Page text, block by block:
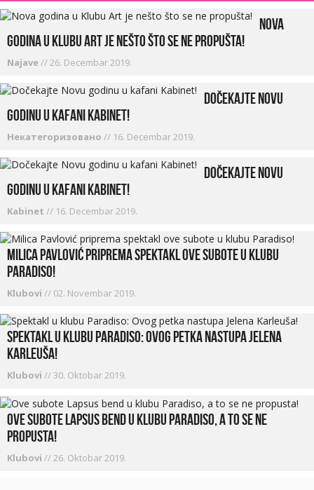
Nova
godina u Klubu Art je nešto što se ne propušta!
Najave//26. Decembar 2019.
Dočekajte Novu
godinu u kafani Kabinet!
Некатегоризовано // 16. Decembar 2019.
Dočekajte Novu
godinu u kafani Kabinet!
Kabinet // 16. Decembar 2019.
Milica Pavlović priprema spektakl ove subote u klubu
Paradiso!
Klubovi // 02. Novembar 2019.
Spektakl u klubu Paradiso: Ovog petka nastupa Jelena
Karleuša!
Klubovi //30. Oktobar 2019.
Ove subote Lapsus bend u klubu Paradiso, a to se ne
propusta!
Klubovi // 26. Oktobar 2019.